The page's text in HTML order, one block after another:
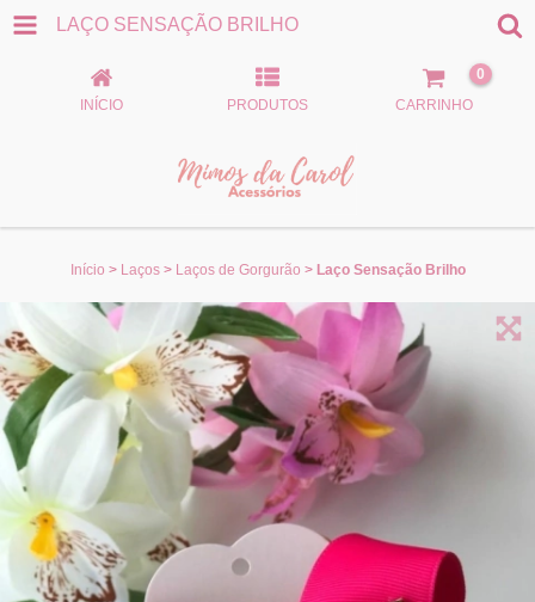
LAÇO SENSAÇÃO BRILHO
INÍCIO PRODUTOS CARRINHO
0
Início > Laços > Laços de Gorgurão > Laço Sensação Brilho